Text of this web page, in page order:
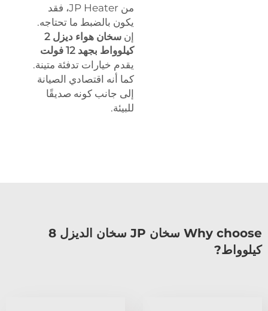
من JP Heater، فقد
يكون بالضبط ما تحتاجه.
إن
سخان هواء ديزل 2
كيلوواط بجهد 12 فولت
يقدم خيارات تدفئة متينة.
كما أنه اقتصادي الصيانة
إلى جانب كونه صديقًا
للبيئة.
Why choose سخان JP سخان الديزل 8
كيلوواط?